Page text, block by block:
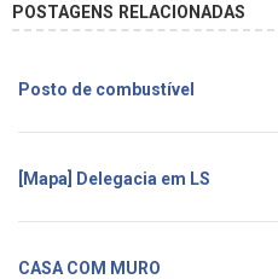
POSTAGENS RELACIONADAS
Posto de combustível
[Mapa] Delegacia em LS
CASA COM MURO